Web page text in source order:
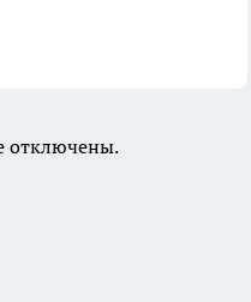
отключены.